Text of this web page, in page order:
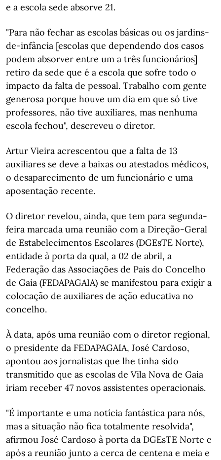
e a escola sede absorve 21.
"Para não fechar as escolas básicas ou os jardins-
de-infância [escolas que dependendo dos casos
podem absorver entre um a três funcionários]
retiro da sede que é a escola que sofre todo o
impacto da falta de pessoal. Trabalho com gente
generosa porque houve um dia em que só tive
professores, não tive auxiliares, mas nenhuma
escola fechou", descreveu o diretor.
Artur Vieira acrescentou que a falta de 13
auxiliares se deve a baixas ou atestados médicos,
o desaparecimento de um funcionário e uma
aposentação recente.
O diretor revelou, ainda, que tem para segunda-
feira marcada uma reunião com a Direção-Geral
de Estabelecimentos Escolares (DGEsTE Norte),
entidade à porta da qual, a 02 de abril, a
Federação das Associações de Pais do Concelho
de Gaia (FEDAPAGAIA) se manifestou para exigir a
colocação de auxiliares de ação educativa no
concelho.
À data, após uma reunião com o diretor regional,
o presidente da FEDAPAGAIA, José Cardoso,
apontou aos jornalistas que lhe tinha sido
transmitido que as escolas de Vila Nova de Gaia
iriam receber 47 novos assistentes operacionais.
"É importante e uma notícia fantástica para nós,
mas a situação não fica totalmente resolvida",
afirmou José Cardoso à porta da DGEsTE Norte e
após a reunião junto a cerca de centena e meia e